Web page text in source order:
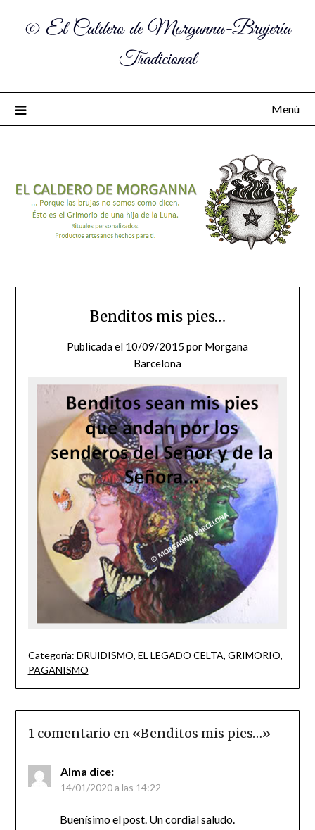
© El Caldero de Morganna-Brujería
Tradicional
Menú
Benditos mis pies…
Publicada el 10/09/2015 por Morgana
Barcelona
Categoría: DRUIDISMO, EL LEGADO CELTA, GRIMORIO,
PAGANISMO
1 comentario en «Benditos mis pies…»
Alma dice:
14/01/2020 a las 14:22
Buenísimo el post. Un cordial saludo.